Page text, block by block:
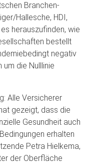
Branchen-
Hallesche, HDI,
herauszufinden, wie
bestellt
negativ
die Nulllinie
Alle Versicherer
gezeigt, dass die
Gesundheit auch
erhalten
Petra Hielkema,
der Oberfläche